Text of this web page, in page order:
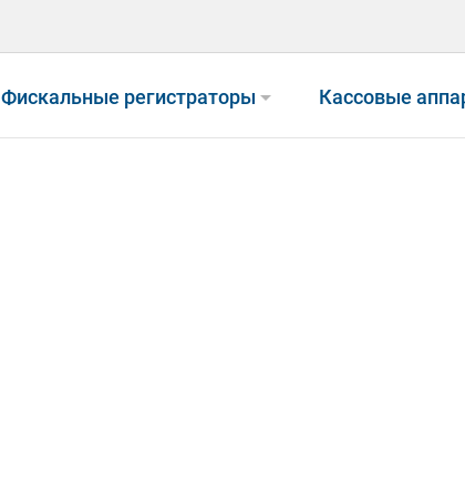
Фискальные регистраторыarrow_drop_down Кассовые